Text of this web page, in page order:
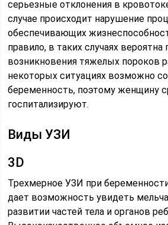
серьезные отклонения в
случае происходит нарушение
обеспечивающих
правило, в таких случаях вероятна
возникновения тяжелых пороков
некоторых ситуациях возможно
беременность, поэтому женщину
госпитализируют.
Виды УЗИ
3D
Трехмерное УЗИ при
дает возможность увидеть
развитии частей тела и органов